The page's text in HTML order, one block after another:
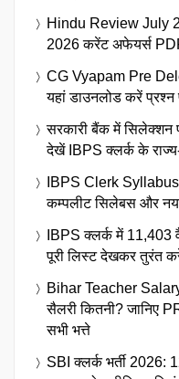
Hindu Review July
2026 करेंट अफेयर्स
CG Vyapam Pre
यहां डाउनलोड करें प्रश्न
सरकारी बैंक में सिलेक्शन
देखें IBPS क्लर्क के
IBPS Clerk Syllabus
कम्पलीट सिलेबस और नया
IBPS क्लर्क में
पूरी लिस्ट देखकर तुरंत
Bihar Teacher Salary
सैलरी कितनी? जानिए
सभी भत्ते
SBI क्लर्क भर्ती 2026: